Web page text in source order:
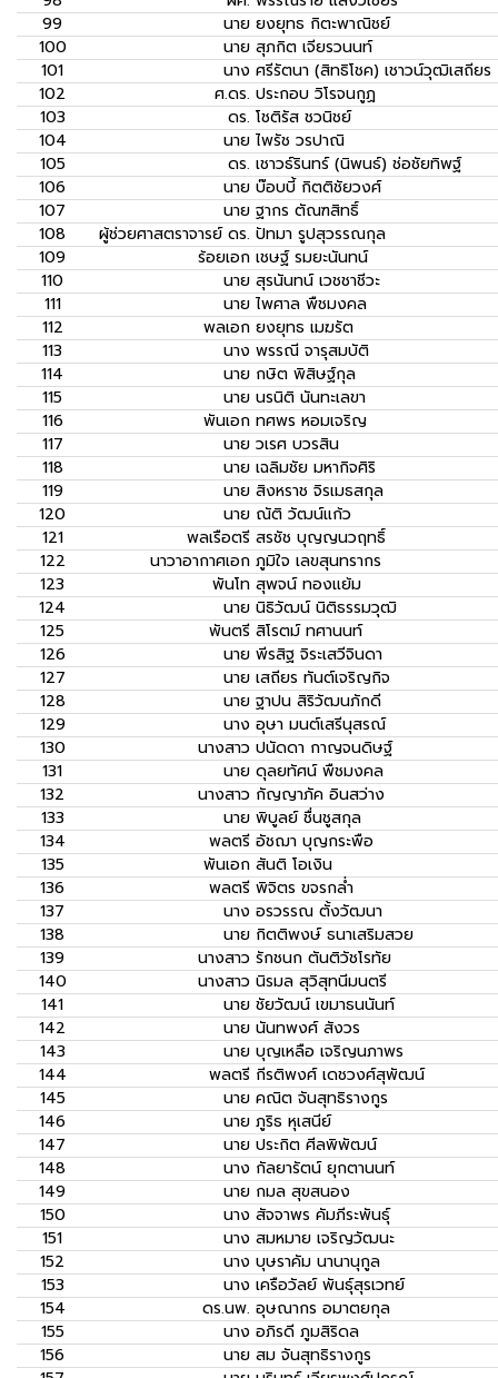
99
นาย ยงยุทธ กิตะพาณิชย์
100
นาย สุภกิต เจียรวนนท์
101
นาง ศรีรัตนา (สิทธิโชค) เชาวน์วุฒิเสถียร
102
ศ.ดร. ประกอบ วิโรจนกูฏ
103
ดร. โชติรัส ชวนิชย์
104
นาย ไพรัช วรปาณิ
105
ดร. เชาวธ์รินทร์ (นิพนธ์) ช่อชัยทิพฐ์
106
นาย บ๊อบบี้ กิตติชัยวงศ์
107
นาย ฐากร ตัณฑสิทธิ์
108
ผู้ช่วยศาสตราจารย์ ดร. ปัทมา รูปสุวรรณกุล
109
ร้อยเอก เชษฐ์ รมยะนันทน์
110
นาย สุรนันทน์ เวชชาชีวะ
111
นาย ไพศาล พืชมงคล
112
พลเอก ยงยุทธ เมฆรัต
113
นาง พรรณี จารุสมบัติ
114
นาย กษิต พิสิษฐ์กุล
115
นาย นรนิติ นันทะเลขา
116
พันเอก ทศพร หอมเจริญ
117
นาย วเรศ บวรสิน
118
นาย เฉลิมชัย มหากิจศิริ
119
นาย สิงหราช จิรเมธสกุล
120
นาย ณัติ วัฒน์แก้ว
121
พลเรือตรี สรชัช บุญญนวฤทธิ์
122
นาวาอากาศเอก ภูมิใจ เลขสุนทรากร
123
พันโท สุพจน์ ทองแย้ม
124
นาย นิธิวัฒน์ นิติธรรมวุฒิ
125
พันตรี สิโรตม์ ทศานนท์
126
นาย พีรสิฐ จิระเสวีจินดา
127
นาย เสถียร ทันต์เจริญกิจ
128
นาย ฐาปน สิริวัฒนภักดี
129
นาง อุษา มนต์เสรีนุสรณ์
130
นางสาว ปนัดดา กาญจนดิษฐ์
131
นาย ดุลยทัศน์ พืชมงคล
132
นางสาว กัญญาภัค อินสว่าง
133
นาย พิบูลย์ ชื่นชูสกุล
134
พลตรี อัชฌา บุญกระพือ
135
พันเอก สันติ โอเงิน
136
พลตรี พิจิตร ขจรกล่ำ
137
นาง อรวรรณ ตั้งวัฒนา
138
นาย กิตติพงษ์ ธนาเสริมสวย
139
นางสาว รักชนก ตันติวัชโรทัย
140
นางสาว นิรมล สุวิสุทนีมนตรี
141
นาย ชัยวัฒน์ เขมาธนนันท์
142
นาย นันทพงศ์ สังวร
143
นาย บุญเหลือ เจริญนภาพร
144
พลตรี กีรติพงศ์ เดชวงศ์สุพัฒน์
145
นาย คณิต จันสุทธิรางกูร
146
นาย ภูริธ หุเสนีย์
147
นาย ประกิต ศีลพิพัฒน์
148
นาง กัลยารัตน์ ยุกตานนท์
149
นาย กมล สุขสนอง
150
นาง สัจจาพร คัมภีระพันธุ์
151
นาง สมหมาย เจริญวัฒนะ
152
นาง บุษราคัม นานานุกูล
153
นาง เครือวัลย์ พันธุ์สุรเวทย์
154
ดร.นพ. อุษณากร อมาตยกุล
155
นาง อภิรดี ภูมสิริดล
156
นาย สม จันสุทธิรางกูร